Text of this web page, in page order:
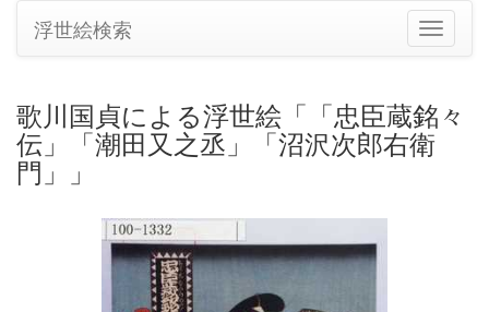
ナ
ビ
シ
ョ
ン
浮世絵検索
歌川国貞による浮世絵「「忠臣蔵銘々
伝」「潮田又之丞」「沼沢次郎右衛
門」」